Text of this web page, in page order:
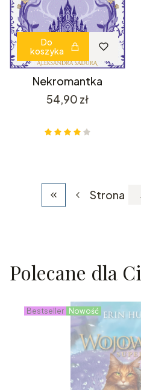
Do
koszyka
Nekromantka
Cena
54,90 zł
Wróć do pierwszej
Strona
Polecane dla
Bestseller Nowość